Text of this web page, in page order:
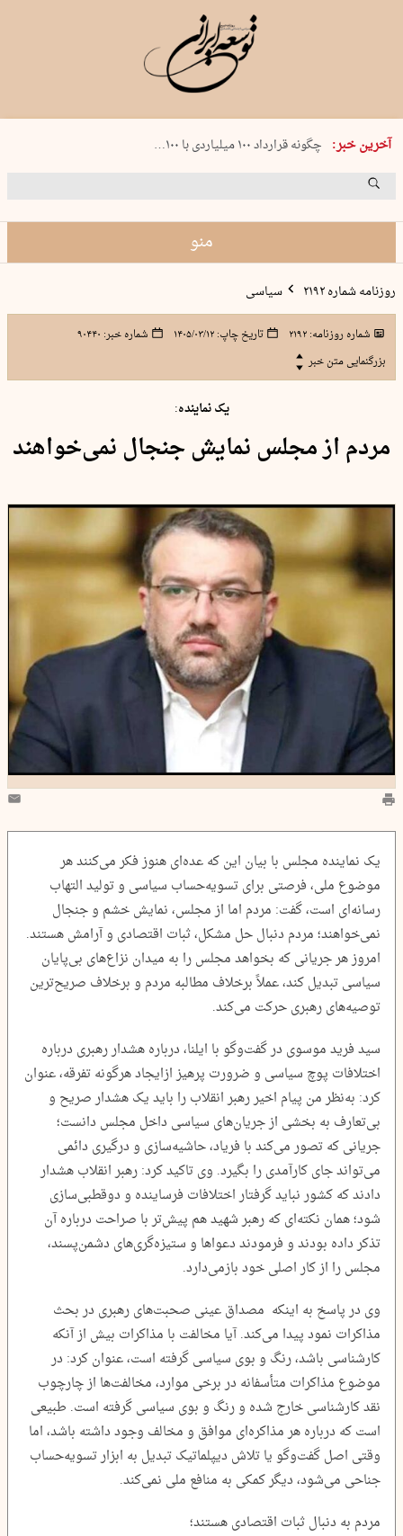
آخرین خبر:
شنبه 17 مرداد 1405 شماره 2244
چگونه قرارداد ۱۰۰ میلیاردی با ۱۰۰…
پنجره‌ای که باز نشد
منو
روزنامه شماره ۲۱۹۲ سیاسی
شماره روزنامه:۲۱۹۲ تاریخ چاپ:۱۴۰۵/۰۳/۱۲ شماره خبر: ۹۰۴۴۰
بزرگنمایی متن خبر
یک نماینده:
مردم از مجلس نمایش جنجال نمی‌خواهند
یک نماینده مجلس با بیان این که عده‌ای هنوز فکر می‌کنند هر
موضوع ملی، فرصتی برای تسویه‌حساب سیاسی و تولید التهاب
رسانه‌ای است، گفت: مردم اما از مجلس، نمایش خشم و جنجال
نمی‌خواهند؛ مردم دنبال حل مشکل، ثبات اقتصادی و آرامش هستند.
امروز هر جریانی که بخواهد مجلس را به میدان نزاع‌های بی‌پایان
سیاسی تبدیل کند، عملاً برخلاف مطالبه مردم و برخلاف صریح‌ترین
توصیه‌های رهبری حرکت می‌کند.
سید فرید موسوی در گفت‌وگو با ایلنا، درباره هشدار رهبری درباره
اختلافات پوچ سیاسی و ضرورت پرهیز ازایجاد هرگونه تفرقه، عنوان
کرد: به‌نظر من پیام اخیر رهبر انقلاب را باید یک هشدار صریح و
بی‌تعارف به بخشی از جریان‌های سیاسی داخل مجلس دانست؛
جریانی که تصور می‌کند با فریاد، حاشیه‌سازی و درگیری دائمی
می‌تواند جای کارآمدی را بگیرد. وی تاکید کرد: رهبر انقلاب هشدار
دادند که کشور نباید گرفتار اختلافات فرساینده و دوقطبی‌سازی
شود؛ همان نکته‌ای که رهبر شهید هم پیش‌تر با صراحت درباره آن
تذکر داده بودند و فرمودند دعواها و ستیزه‌گری‌های دشمن‌پسند،
مجلس را از کار اصلی خود بازمی‌دارد.
وی در پاسخ به اینکه مصداق عینی صحبت‌های رهبری در بحث
مذاکرات نمود پیدا می‌کند. آیا مخالفت با مذاکرات بیش از آنکه
کارشناسی باشد، رنگ و بوی سیاسی گرفته است، عنوان کرد: در
موضوع مذاکرات متأسفانه در برخی موارد، مخالفت‌ها از چارچوب
نقد کارشناسی خارج شده و رنگ و بوی سیاسی گرفته است. طبیعی
است که درباره هر مذاکره‌ای موافق و مخالف وجود داشته باشد، اما
وقتی اصل گفت‌وگو یا تلاش دیپلماتیک تبدیل به ابزار تسویه‌حساب
جناحی می‌شود، دیگر کمکی به منافع ملی نمی‌کند.
مردم به دنبال ثبات اقتصادی هستند؛